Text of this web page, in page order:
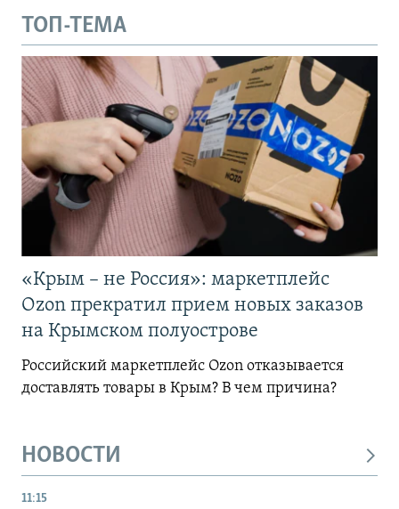
ТОП-ТЕМА
«Крым – не Россия»: маркетплейс
Ozon прекратил прием новых заказов
на Крымском полуострове
Российский маркетплейс Ozon отказывается
доставлять товары в Крым? В чем причина?
НОВОСТИ
11:15